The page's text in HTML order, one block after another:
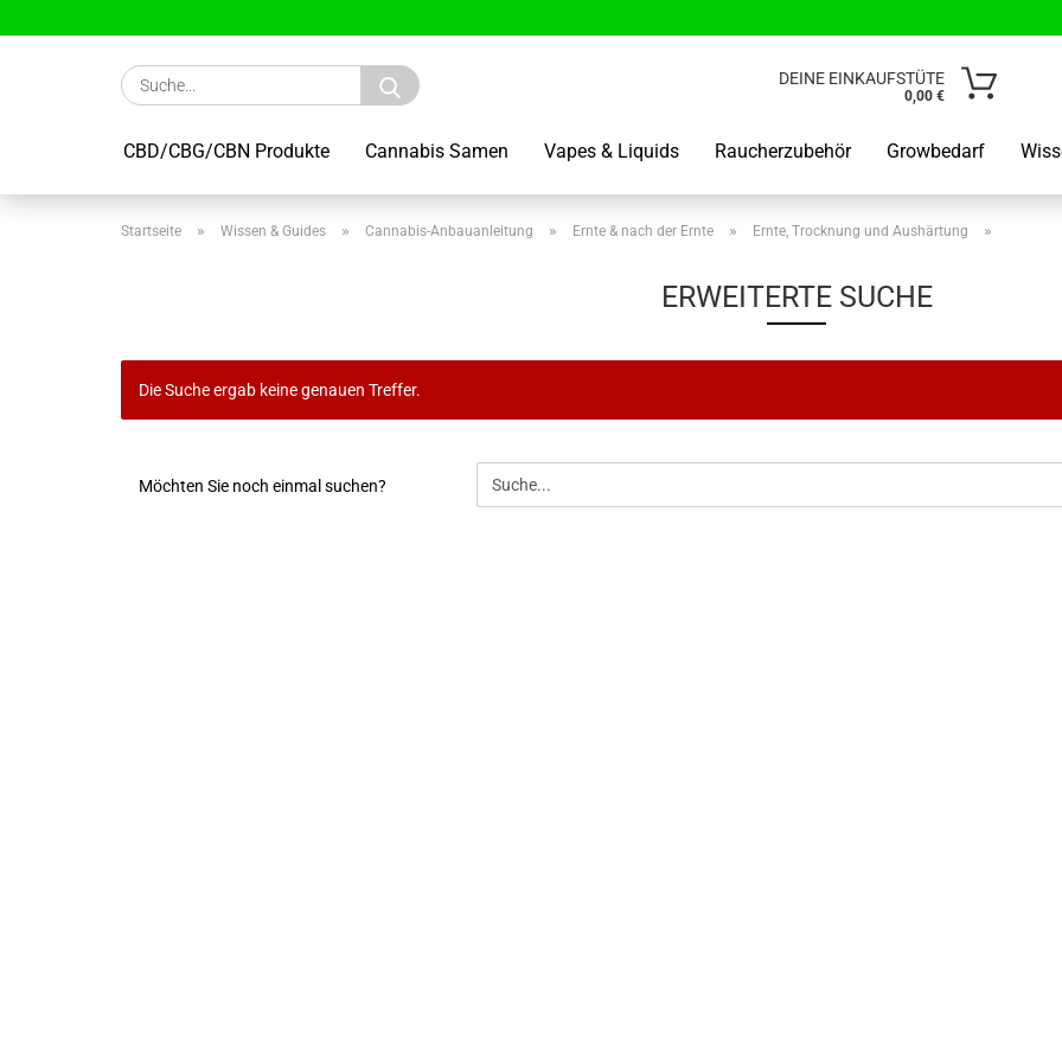
Lieferland
E-Mail
Suche... DEINE EINKAUFSTÜTE
0,00 €
CBD/CBG/CBN Produkte Cannabis Samen Vapes & Liquids Raucherzubehör Growbedarf
Startseite » Wissen & Guides » Cannabis-Anbauanleitung » Ernte & nach der Ernte » Ernte, Trocknung und Aushärtung »
ERWEITERTE SUCHE
Die Suche ergab keine genauen Treffer.
SIE
Möchten Sie noch einmal suchen?